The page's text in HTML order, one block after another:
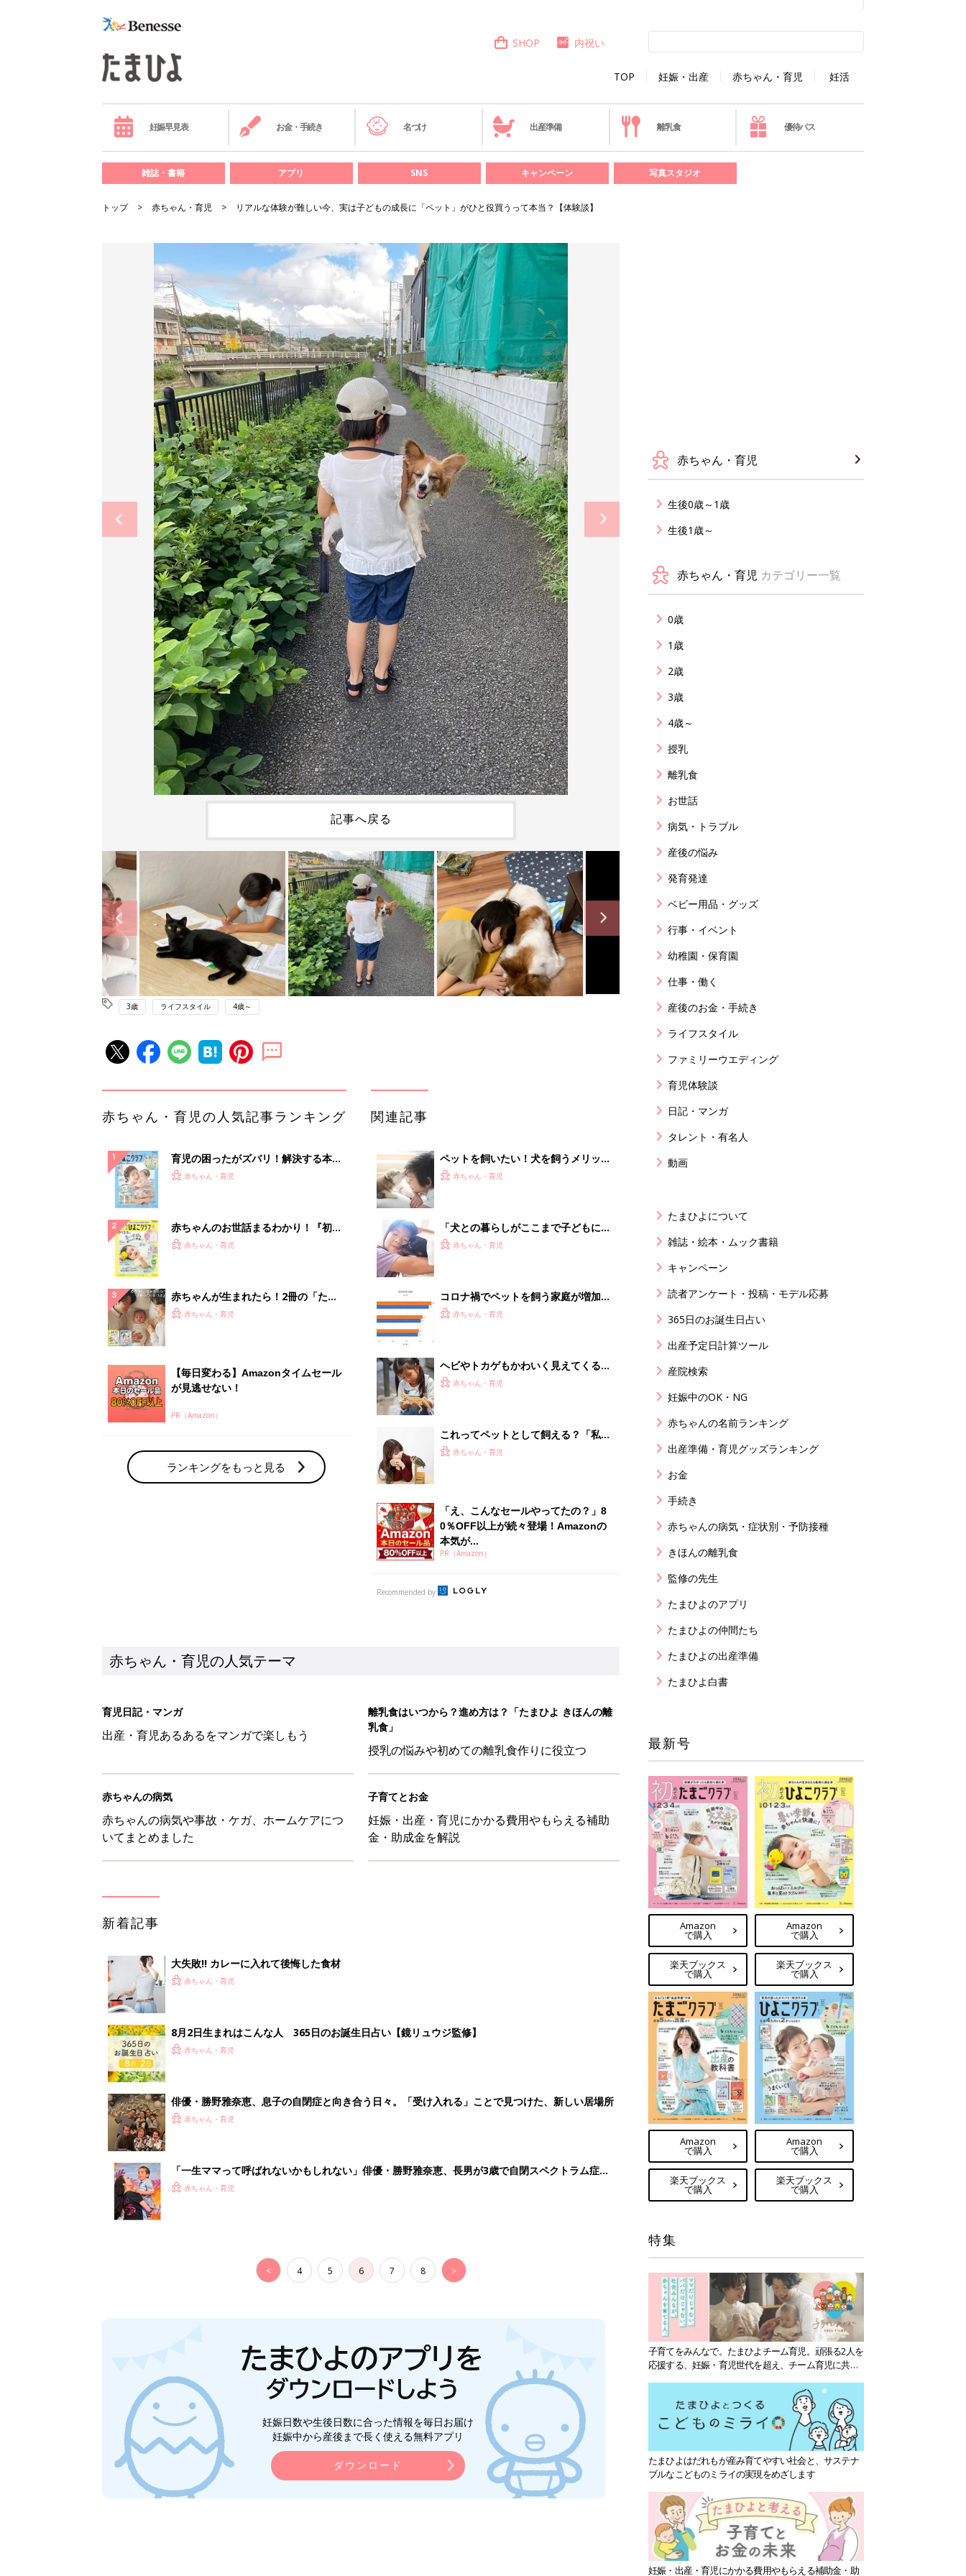
TOP 妊娠・出産 赤ちゃん・育児 妊活
SHOP 内祝い
妊娠早見表 お金・手続き 名づけ 出産準備 離乳食 優待パス
雑誌・書籍 アプリ SNS キャンペーン 写真スタジオ
トップ 赤ちゃん・育児 リアルな体験が難しい今、実は子どもの成長に「ペット」がひと役買うって本当？【体験談】
記事へ戻る
3歳 ライフスタイル 4歳～
赤ちゃん・育児の人気記事ランキング
育児の困ったがズバリ！解決する本
『ひよこクラブ 夏号』 4カ月～2才
赤ちゃん・育児
赤ちゃんのお世話まるわかり！『初め
てのひよこクラブ 夏号』〈巻頭大特
赤ちゃん・育児
赤ちゃんが生まれたら！2冊の「たま
ひよ」
赤ちゃん・育児
【毎日変わる】Amazonタイムセール
が見逃せない！
PR（Amazon）
ランキングをもっと見る
関連記事
ペットを飼いたい！犬を飼うメリット
＆デメリット
赤ちゃん・育児
「犬との暮らしがここまで子どもに影
響するとは…」どこにも行けない夏で
赤ちゃん・育児
コロナ禍でペットを飼う家庭が増加、
子どものストレス減に。思いやりの心
赤ちゃん・育児
ヘビやトカゲもかわいく見えてくる！
わが家の珍しいペットたち
赤ちゃん・育児
これってペットとして飼える？「私が
飼いたい生き物」
赤ちゃん・育児
「え、こんなセールやってたの？」8
0％OFF以上が続々登場！Amazonの
本気が...
PR（Amazon）
Recommended by
赤ちゃん・育児の人気テーマ
育児日記・マンガ
出産・育児あるあるをマンガで楽しもう
離乳食はいつから？進め方は？「たまひよ きほんの離
乳食」
授乳の悩みや初めての離乳食作りに役立つ
赤ちゃんの病気
赤ちゃんの病気や事故・ケガ、ホームケアにつ
いてまとめました
子育てとお金
妊娠・出産・育児にかかる費用やもらえる補助
金・助成金を解説
新着記事
大失敗!! カレーに入れて後悔した食材
赤ちゃん・育児
8月2日生まれはこんな人 365日のお誕生日占い【鏡リュウジ監修】
赤ちゃん・育児
俳優・勝野雅奈恵、息子の自閉症と向き合う日々。「受け入れる」ことで見つけた、新しい居場所
赤ちゃん・育児
「一生ママって呼ばれないかもしれない」俳優・勝野雅奈恵、長男が3歳で自閉スペクトラム症と
診断赤ちゃん・育児
< 4 5 6 7 8 >
妊娠日数や生後日数に合った情報を毎日お届け
妊娠中から産後まで長く使える無料アプリ
ダウンロード
赤ちゃん・育児
生後0歳～1歳
生後1歳～
赤ちゃん・育児 カテゴリー一覧
0歳
1歳
2歳
3歳
4歳～
授乳
離乳食
お世話
病気・トラブル
産後の悩み
発育発達
ベビー用品・グッズ
行事・イベント
幼稚園・保育園
仕事・働く
産後のお金・手続き
ライフスタイル
ファミリーウエディング
育児体験談
日記・マンガ
タレント・有名人
動画
たまひよについて
雑誌・絵本・ムック書籍
キャンペーン
読者アンケート・投稿・モデル応募
365日のお誕生日占い
出産予定日計算ツール
産院検索
妊娠中のOK・NG
赤ちゃんの名前ランキング
出産準備・育児グッズランキング
お金
手続き
赤ちゃんの病気・症状別・予防接種
きほんの離乳食
監修の先生
たまひよのアプリ
たまひよの仲間たち
たまひよの出産準備
たまひよ白書
最新号
Amazon
で購入
楽天ブックス
で購入
Amazon
で購入
楽天ブックス
で購入
Amazon
で購入
楽天ブックス
で購入
Amazon
で購入
楽天ブックス
で購入
特集
子育てをみんなで。たまひよチーム育児。頑張る2人を
応援する、妊娠・育児世代を超え、チーム育児に共感
たまひよはだれもが産み育てやすい社会と、サステナ
ブルなこどものミライの実現をめざします
妊娠・出産・育児にかかる費用やもらえる補助金・助